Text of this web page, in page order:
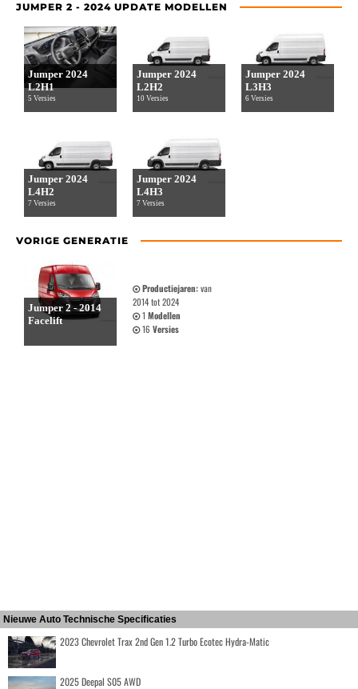
JUMPER 2 - 2024 UPDATE MODELLEN
Jumper 2024
L2H1
5 Versies
Jumper 2024
L2H2
10 Versies
Jumper 2024
L3H3
6 Versies
Jumper 2024
L4H2
7 Versies
Jumper 2024
L4H3
7 Versies
VORIGE GENERATIE
Jumper 2 - 2014
Facelift
Productiejaren:van
2014 tot 2024
1 Modellen
16 Versies
Nieuwe Auto Technische Specificaties
2023 Chevrolet Trax 2nd Gen 1.2 Turbo Ecotec Hydra-Matic
2025 Deepal S05 AWD